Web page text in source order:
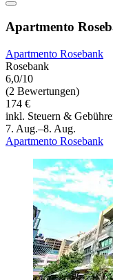
Apartmento
Apartmento Rosebank
Rosebank
6,0/10
(2 Bewertungen)
174 €
inkl. Steuern &
7. Aug.–8. Aug.
Apartmento Rosebank